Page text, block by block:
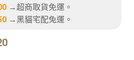
→超商取貨免運。
→黑貓宅配免運。